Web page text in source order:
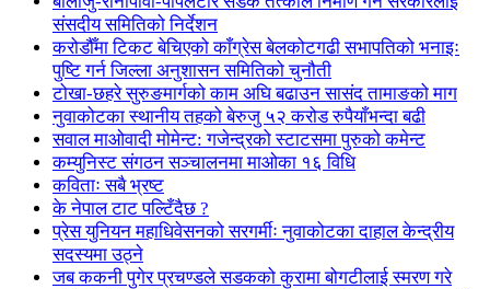
संसदीय समितिको निर्देशन
करोडौँमा टिकट बेचिएको काँग्रेस बेलकोटगढी सभापतिको भनाइः
पुष्टि गर्न जिल्ला अनुशासन समितिको चुनौती
टोखा-छहरे सुरुङमार्गको काम अघि बढाउन सासंद तामाङको माग
नुवाकोटका स्थानीय तहको बेरुजु ५२ करोड रुपैयाँभन्दा बढी
सवाल माओवादी मोमेन्ट: गजेन्द्रको स्टाटसमा पुरुको कमेन्ट
कम्युनिस्ट संगठन सञ्चालनमा माओका १६ विधि
कविताः सबै भ्रष्ट
के नेपाल टाट पल्टिँदैछ ?
प्रेस युनियन महाधिवेसनको सरगर्मीः नुवाकोटका दाहाल केन्द्रीय
सदस्यमा उठ्ने
जब ककनी पुगेर प्रचण्डले सडकको कुरामा बोगटीलाई स्मरण गरे